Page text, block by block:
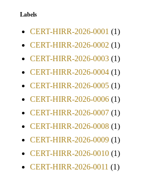
Labels
CERT-HIRR-2026-0001 (1)
CERT-HIRR-2026-0002 (1)
CERT-HIRR-2026-0003 (1)
CERT-HIRR-2026-0004 (1)
CERT-HIRR-2026-0005 (1)
CERT-HIRR-2026-0006 (1)
CERT-HIRR-2026-0007 (1)
CERT-HIRR-2026-0008 (1)
CERT-HIRR-2026-0009 (1)
CERT-HIRR-2026-0010 (1)
CERT-HIRR-2026-0011 (1)